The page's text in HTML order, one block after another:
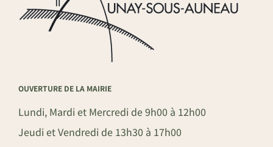
OUVERTURE DE LA MAIRIE
Lundi, Mardi et Mercredi de 9h00 à 12h00
Jeudi et Vendredi de 13h30 à 17h00